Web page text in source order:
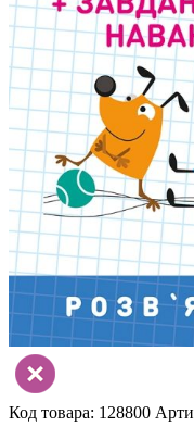
Код товара: 128800